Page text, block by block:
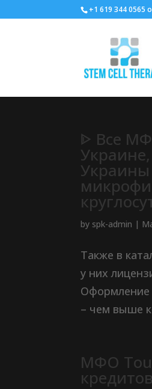
+1 619 344 0565
ᐈ Все
by spk-admin |
Также в
у них
Оформление
– чем выше
МФО